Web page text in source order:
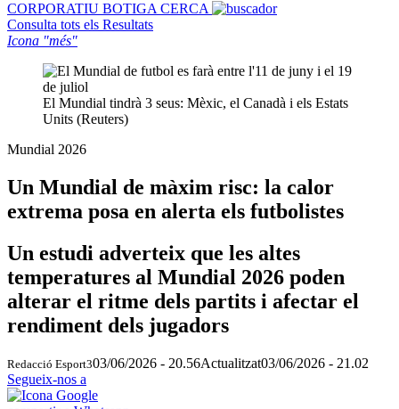
CORPORATIU BOTIGA CERCA
Consulta tots els Resultats
Icona "més"
El Mundial tindrà 3 seus: Mèxic, el Canadà i els Estats
Units (Reuters)
Mundial 2026
Un Mundial de màxim risc: la calor
extrema posa en alerta els futbolistes
Un estudi adverteix que les altes
temperatures al Mundial 2026 poden
alterar el ritme dels partits i afectar el
rendiment dels jugadors
Redacció Esport303/06/2026 - 20.56Actualitzat03/06/2026 - 21.02
Segueix-nos a